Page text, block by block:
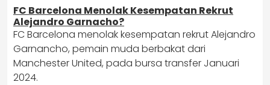
FC Barcelona Menolak Kesempatan Rekrut
Alejandro Garnacho?
FC Barcelona menolak kesempatan rekrut Alejandro
Garnancho, pemain muda berbakat dari
Manchester United, pada bursa transfer Januari
2024.​